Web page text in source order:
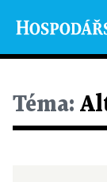
Téma: